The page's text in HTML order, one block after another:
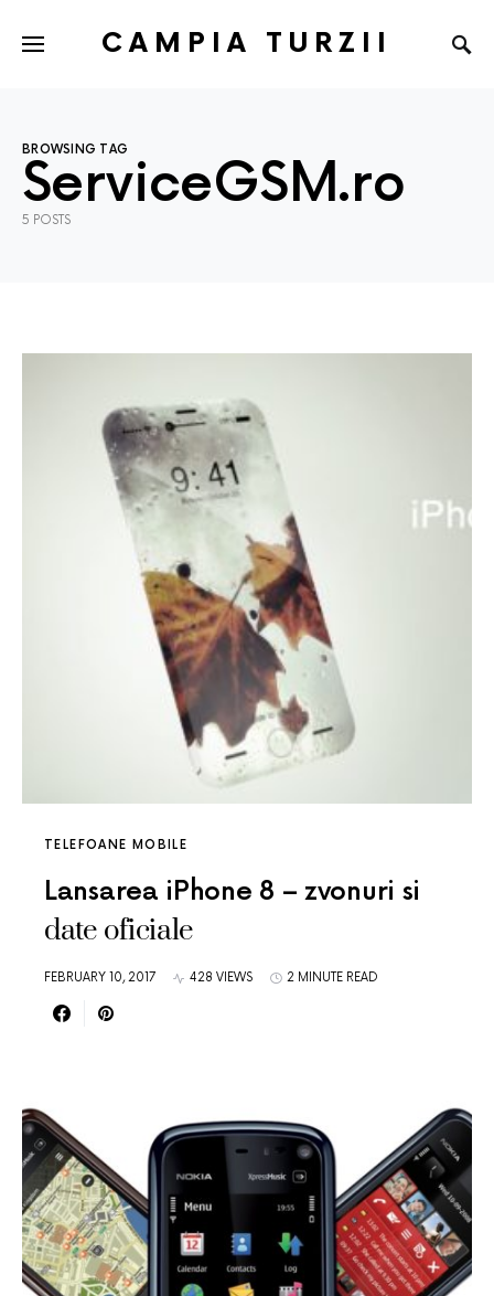
CAMPIA TURZII
BROWSING TAG
ServiceGSM.ro
5 POSTS
TELEFOANE MOBILE
Lansarea iPhone 8 – zvonuri si
date oficiale
FEBRUARY 10, 2017 428 VIEWS 2 MINUTE READ